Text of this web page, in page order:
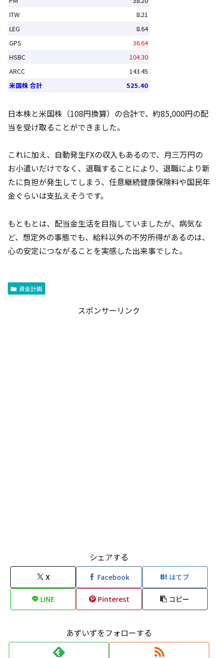
ITW
8.21
LEG
8.64
GPS
36.64
HSBC
104.30
ARCC
143.45
米国株 合計
525.40
日本株と米国株（108円換算）の合計で、約85,000円の配
当を受け取ることができました。
これに加え、自動発生FXの収入もあるので、月三万円の
お小遣いだけでなく、退職することにより、退職により新
たに負担が発生してしまう、任意継続健康保険料や国民年
金ぐらいは支払えそうです。
もともとは、配当金生活を目指していましたが、病気な
ど、想定外の事態でも、給料以外の不労所得があるのは、
心の安定につながることを実感した出来事でした。
資金計画
スポンサーリンク
シェアする
X Facebook はてブ
LINE Pinterest コピー
あずいずをフォローする